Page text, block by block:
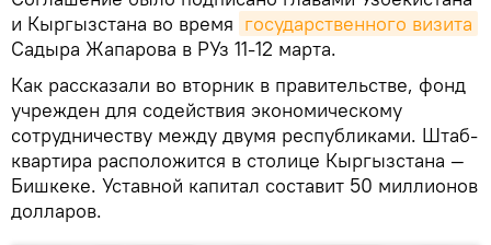
и Кыргызстана во время государственного визита
Садыра Жапарова в РУз 11-12 марта.
Как рассказали во вторник в правительстве, фонд
учрежден для содействия экономическому
сотрудничеству между двумя республиками. Штаб-
квартира расположится в столице Кыргызстана —
Бишкеке. Уставной капитал составит 50 миллионов
долларов.